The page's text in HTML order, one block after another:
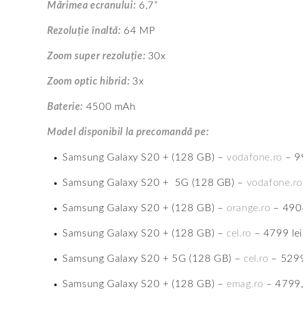
Mărimea ecranului: 6,7”
Rezoluție înaltă: 64 MP
Zoom super rezoluție: 30x
Zoom optic hibrid: 3x
Baterie: 4500 mAh
Model disponibil la precomandă pe:
Samsung Galaxy S20 + (128 GB) –vodafone.ro –
Samsung Galaxy S20 + 5G (128 GB) – vodafone.ro
Samsung Galaxy S20 + (128 GB) – orange.ro –
Samsung Galaxy S20 + (128 GB) – cel.ro – 4799 lei
Samsung Galaxy S20 + 5G (128 GB) – cel.ro –
Samsung Galaxy S20 + (128 GB) – emag.ro –